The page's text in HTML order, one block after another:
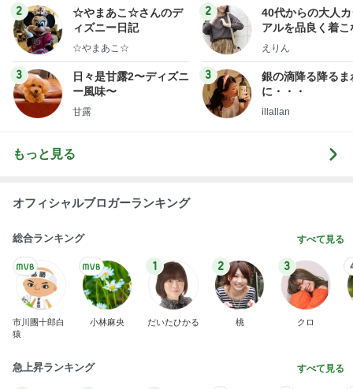
ログ
2
☆やまあこ☆さんのデ
ィズニー日記
☆やまあこ☆
3
日々是甘露2〜ディズニ
ー風味〜
甘露
2
40代からの大人
アルを品良く着こ
ファッションブロ
えりん
3
銀の滴降る降るま
に・・・
illallan
もっと見る
オフィシャルブロガーランキング
総合ランキング すべて見る
市川團十郎白
猿
小林麻央
1
だいたひかる
2
桃
3
クロ
急上昇ランキング すべて見る